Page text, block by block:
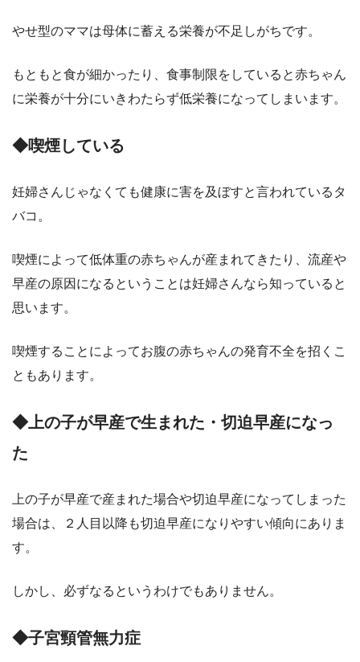
やせ型のママは母体に蓄える栄養が不足 しがちです。
もともと食が細かったり、食事制限をしていると赤ちゃん
に栄養が十分にいきわたらず低栄養になってしまいます。
◆喫煙している
妊婦さんじゃなくても健康に害を及ぼすと言われているタ
バコ。
喫煙によって低体重の赤ちゃんが産まれてきたり、流産や
早産の原因になるということは妊婦さんなら知っていると
思います。
喫煙することによってお腹の赤ちゃんの発育不全を招くこ
ともあります。
◆上の子が早産で生まれた・切迫早産になっ
た
上の子が早産で産まれた場合や切迫早産になってしまった
場合は、２人目以降も切迫早産になりやすい傾向にありま
す。
しかし、必ずなるというわけでもありません。
◆子宮頸管無力症